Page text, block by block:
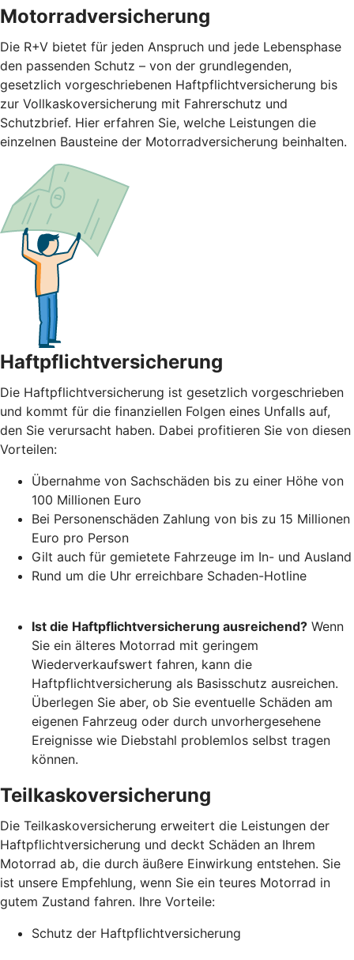
Motorradversicherung
Die R+V bietet für jeden Anspruch und jede Lebensphase
den passenden Schutz – von der grundlegenden,
gesetzlich vorgeschriebenen Haftpflichtversicherung bis
zur Vollkaskoversicherung mit Fahrerschutz und
Schutzbrief. Hier erfahren Sie, welche Leistungen die
einzelnen Bausteine der Motorradversicherung beinhalten.
Haftpflichtversicherung
Die Haftpflichtversicherung ist gesetzlich vorgeschrieben
und kommt für die finanziellen Folgen eines Unfalls auf,
den Sie verursacht haben. Dabei profitieren Sie von diesen
Vorteilen:
Übernahme von Sachschäden bis zu einer Höhe von
100 Millionen Euro
Bei Personenschäden Zahlung von bis zu 15 Millionen
Euro pro Person
Gilt auch für gemietete Fahrzeuge im In- und Ausland
Rund um die Uhr erreichbare Schaden-Hotline
Ist die Haftpflichtversicherung ausreichend? Wenn
Sie ein älteres Motorrad mit geringem
Wiederverkaufswert fahren, kann die
Haftpflichtversicherung als Basisschutz ausreichen.
Überlegen Sie aber, ob Sie eventuelle Schäden am
eigenen Fahrzeug oder durch unvorhergesehene
Ereignisse wie Diebstahl problemlos selbst tragen
können.
Teilkaskoversicherung
Die Teilkaskoversicherung erweitert die Leistungen der
Haftpflichtversicherung und deckt Schäden an Ihrem
Motorrad ab, die durch äußere Einwirkung entstehen. Sie
ist unsere Empfehlung, wenn Sie ein teures Motorrad in
gutem Zustand fahren. Ihre Vorteile:
Schutz der Haftpflichtversicherung